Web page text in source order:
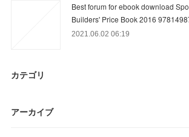
Best forum for ebook download
Builders' Price Book 2016
2021.06.02 06:19
カテゴリ
アーカイブ